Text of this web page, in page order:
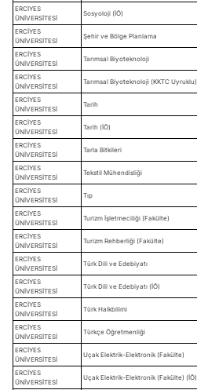
ERCİYES
ÜNİVERSİTESİ
Sosyoloji (İÖ)
ERCİYES
ÜNİVERSİTESİ
Şehir ve Bölge Planlama
ERCİYES
ÜNİVERSİTESİ
Tarımsal Biyoteknoloji
ERCİYES
ÜNİVERSİTESİ
Tarımsal Biyoteknoloji (KKTC Uyruklu)
ERCİYES
ÜNİVERSİTESİ
Tarih
ERCİYES
ÜNİVERSİTESİ
Tarih (İÖ)
ERCİYES
ÜNİVERSİTESİ
Tarla Bitkileri
ERCİYES
ÜNİVERSİTESİ
Tekstil Mühendisliği
ERCİYES
ÜNİVERSİTESİ
Tıp
ERCİYES
ÜNİVERSİTESİ
Turizm İşletmeciliği (Fakülte)
ERCİYES
ÜNİVERSİTESİ
Turizm Rehberliği (Fakülte)
ERCİYES
ÜNİVERSİTESİ
Türk Dili ve Edebiyatı
ERCİYES
ÜNİVERSİTESİ
Türk Dili ve Edebiyatı (İÖ)
ERCİYES
ÜNİVERSİTESİ
Türk Halkbilimi
ERCİYES
ÜNİVERSİTESİ
Türkçe Öğretmenliği
ERCİYES
ÜNİVERSİTESİ
Uçak Elektrik-Elektronik (Fakülte)
ERCİYES
ÜNİVERSİTESİ
Uçak Elektrik-Elektronik (Fakülte) (İÖ)